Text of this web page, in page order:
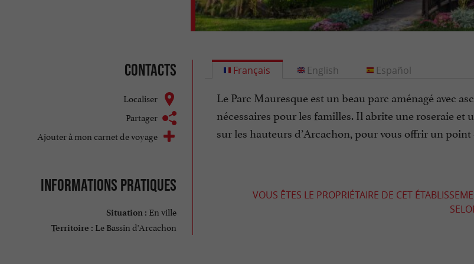
Contacts
Localiser
Partager
Ajouter à mon carnet de voyage
Informations pratiques
Situation : En ville
Territoire : Le Bassin d'Arcachon
Français
Le Parc Mauresque est un beau parc aménagé avec
nécessaires pour les familles. Il abrite une roseraie et
sur les hauteurs d’Arcachon, pour vous offrir un
VOUS ÊTES LE PROPRIÉTAIRE DE CET
English Español